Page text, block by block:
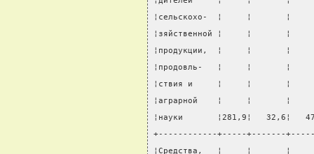
¦сельскохо-  ¦     ¦
¦зяйственной ¦     ¦
¦продукции,  ¦     ¦
¦продовль-   ¦     ¦
¦ствия и     ¦     ¦
¦аграрной    ¦     ¦
¦науки       ¦281,9¦   32,6¦
+------------+-----+-------
¦Средства,   ¦     ¦